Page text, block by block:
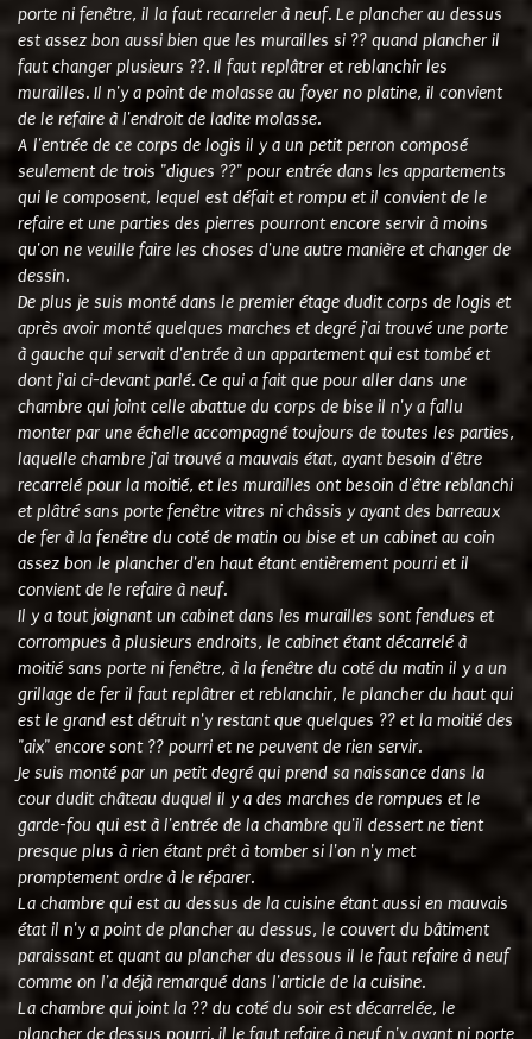
porte ni fenêtre, il la faut recarreler à neuf. Le plancher au dessus
est assez bon aussi bien que les murailles si ?? quand plancher il
faut changer plusieurs ??. Il faut replâtrer et reblanchir les
murailles. Il n'y a point de molasse au foyer no platine, il convient
de le refaire à l'endroit de ladite molasse.
A l'entrée de ce corps de logis il y a un petit perron composé
seulement de trois "digues ??" pour entrée dans les appartements
qui le composent, lequel est défait et rompu et il convient de le
refaire et une parties des pierres pourront encore servir à moins
qu'on ne veuille faire les choses d'une autre manière et changer de
dessin.
De plus je suis monté dans le premier étage dudit corps de logis et
après avoir monté quelques marches et degré j'ai trouvé une porte
à gauche qui servait d'entrée à un appartement qui est tombé et
dont j'ai ci-devant parlé. Ce qui a fait que pour aller dans une
chambre qui joint celle abattue du corps de bise il n'y a fallu
monter par une échelle accompagné toujours de toutes les parties,
laquelle chambre j'ai trouvé a mauvais état, ayant besoin d'être
recarrelé pour la moitié, et les murailles ont besoin d'être reblanchi
et plâtré sans porte fenêtre vitres ni châssis y ayant des barreaux
de fer à la fenêtre du coté de matin ou bise et un cabinet au coin
assez bon le plancher d'en haut étant entièrement pourri et il
convient de le refaire à neuf.
Il y a tout joignant un cabinet dans les murailles sont fendues et
corrompues à plusieurs endroits, le cabinet étant décarrelé à
moitié sans porte ni fenêtre, à la fenêtre du coté du matin il y a un
grillage de fer il faut replâtrer et reblanchir, le plancher du haut qui
est le grand est détruit n'y restant que quelques ?? et la moitié des
"aix" encore sont ?? pourri et ne peuvent de rien servir.
Je suis monté par un petit degré qui prend sa naissance dans la
cour dudit château duquel il y a des marches de rompues et le
garde-fou qui est à l'entrée de la chambre qu'il dessert ne tient
presque plus à rien étant prêt à tomber si l'on n'y met
promptement ordre à le réparer.
La chambre qui est au dessus de la cuisine étant aussi en mauvais
état il n'y a point de plancher au dessus, le couvert du bâtiment
paraissant et quant au plancher du dessous il le faut refaire à neuf
comme on l'a déjà remarqué dans l'article de la cuisine.
La chambre qui joint la ?? du coté du soir est décarrelée, le
plancher de dessus pourri. il le faut refaire à neuf n'y ayant ni porte